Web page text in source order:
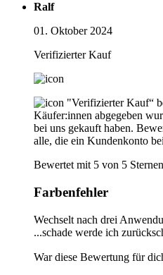
Ralf
01. Oktober 2024
Verifizierter Kauf
"Verifizierter Kauf“
Käufer:innen abgegeben
bei uns gekauft haben.
alle, die ein Kundenkonto
Bewertet mit 5 von 5
Farbenfehler
Wechselt nach drei
...schade werde ich
War diese Bewertung für